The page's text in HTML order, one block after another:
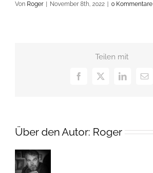
Von Roger November 8th, 2022 0 Kommentare
Teilen mit
Facebook
X LinkedIn
E-
Über den Autor: Roger